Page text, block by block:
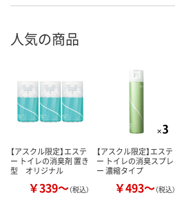
人気の商品
【アスクル限定】エステ
ー トイレの消臭剤 置き
型 オリジナル
￥339～（税込）
【アスクル限定】エステ
ー トイレの消臭スプレ
ー 濃縮タイプ
￥493～（税込）